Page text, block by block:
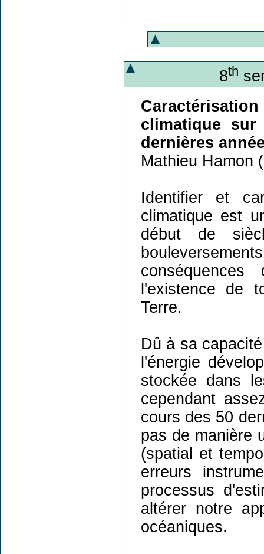
8th
climatique
dernières
Mathieu Hamon (
Identifier et
climatique est
début de
l'existence de
Terre.
Dû à sa
l'énergie
stockée dans
cependant
cours des 50
pas de manière
(spatial et
erreurs
processus
altérer notre
océaniques.